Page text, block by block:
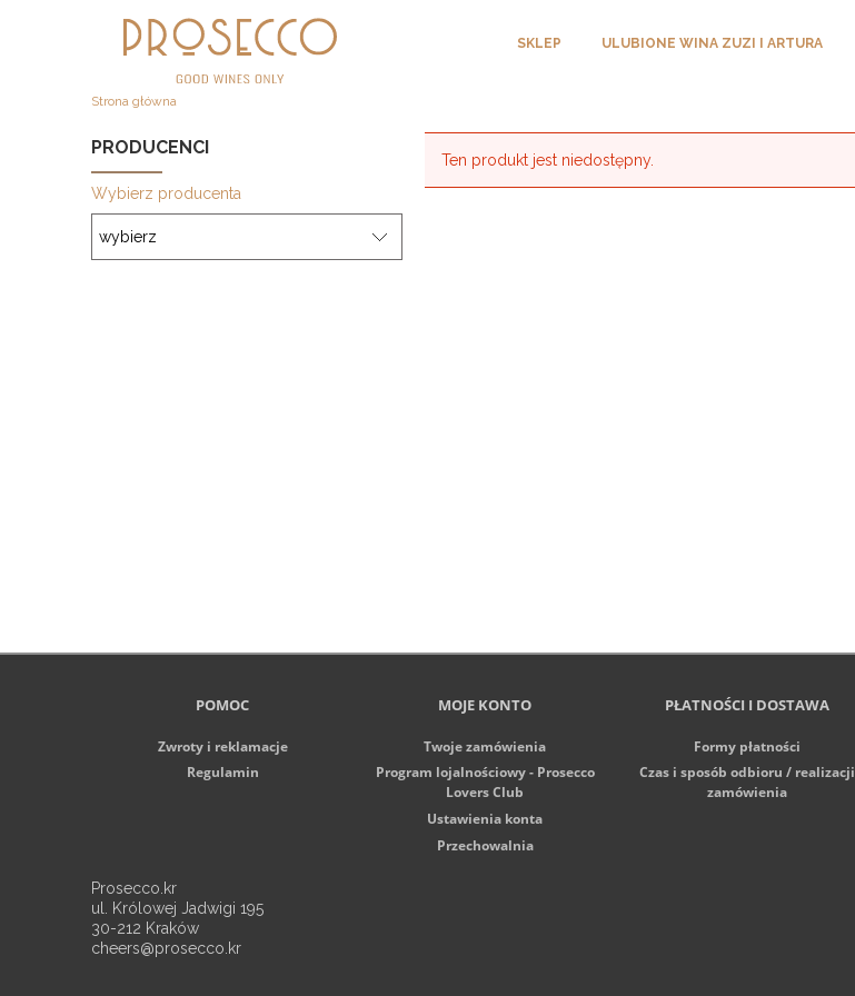
SKLEP ULUBIONE WINA ZUZI I ARTURA
Strona główna
PRODUCENCI
Wybierz producenta
Ten produkt jest niedostępny.
POMOC
Zwroty i reklamacje
Regulamin
MOJE KONTO
Twoje zamówienia
Program lojalnościowy - Prosecco
Lovers Club
Ustawienia konta
Przechowalnia
PŁATNOŚCI I DOSTAWA
Formy płatności
Czas i sposób odbioru / realizacji
zamówienia
Prosecco.kr
ul. Królowej Jadwigi 195
30-212 Kraków
cheers@prosecco.kr